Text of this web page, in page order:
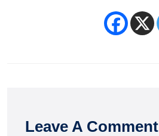
Leave A Comment